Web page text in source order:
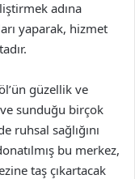
adına
yaparak, hizmet
güzellik ve
sunduğu birçok
ruhsal sağlığını
bu merkez,
taş çıkartacak